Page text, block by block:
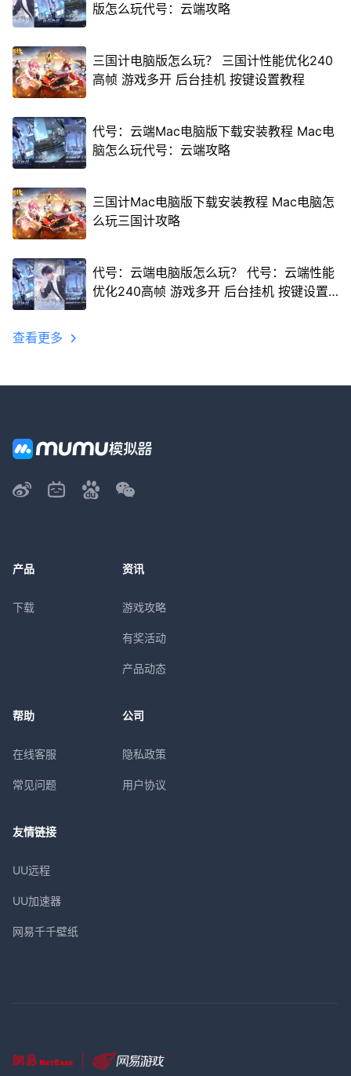
版怎么玩代号：云端攻略
三国计电脑版怎么玩？ 三国计性能优化240
高帧 游戏多开 后台挂机 按键设置教程
代号：云端Mac电脑版下载安装教程 Mac电
脑怎么玩代号：云端攻略
三国计Mac电脑版下载安装教程 Mac电脑怎
么玩三国计攻略
代号：云端电脑版怎么玩？ 代号：云端性能
优化240高帧 游戏多开 后台挂机 按键设置
查看更多
产品
下载
资讯
游戏攻略
有奖活动
产品动态
帮助
在线客服
常见问题
公司
隐私政策
用户协议
友情链接
UU远程
UU加速器
网易千千壁纸